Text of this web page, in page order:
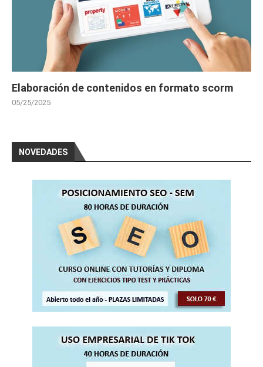
Elaboración de contenidos en formato scorm
05/25/2025
NOVEDADES